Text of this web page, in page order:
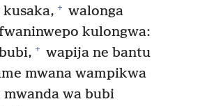
+ walonga
kulongwa:
+ wapija ne bantu
mwana wampikwa
wa bubi